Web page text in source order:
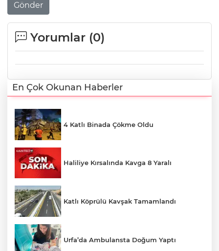
Gönder
Yorumlar (0)
En Çok Okunan Haberler
4 Katlı Binada Çökme Oldu
Haliliye Kırsalında Kavga 8 Yaralı
Katlı Köprülü Kavşak Tamamlandı
Urfa’da Ambulansta Doğum Yaptı